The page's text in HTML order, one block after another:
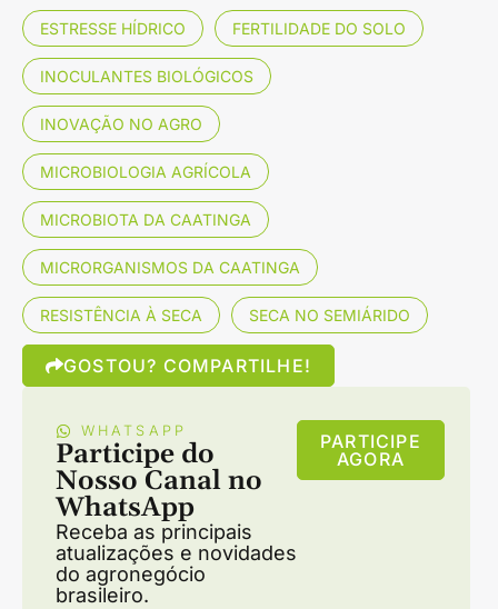
ESTRESSE HÍDRICO FERTILIDADE DO SOLO
INOCULANTES BIOLÓGICOS
INOVAÇÃO NO AGRO
MICROBIOLOGIA AGRÍCOLA
MICROBIOTA DA CAATINGA
MICRORGANISMOS DA CAATINGA
RESISTÊNCIA À SECA SECA NO SEMIÁRIDO
GOSTOU? COMPARTILHE!
WHATSAPP
Participe do
Nosso Canal no
WhatsApp
Receba as principais
atualizações e novidades
do agronegócio
brasileiro.
PARTICIPE
AGORA